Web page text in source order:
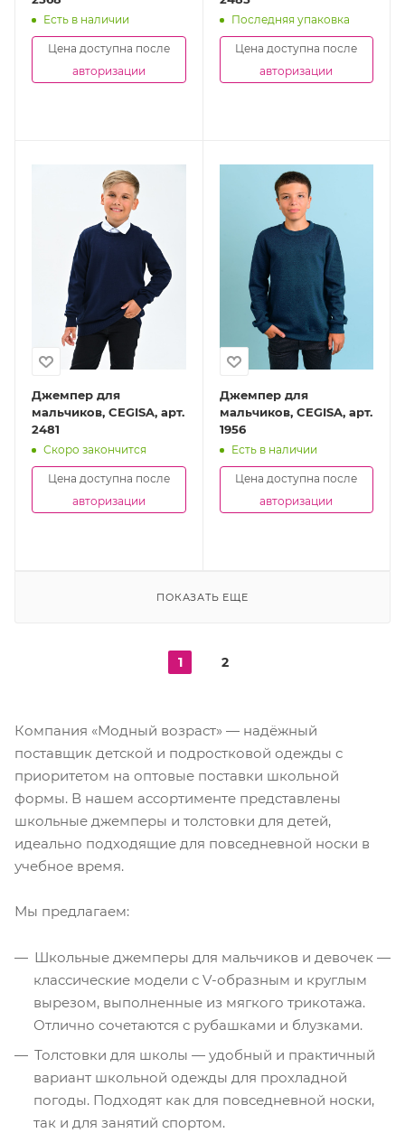
Есть в наличии
Цена доступна после
авторизации
Последняя упаковка
Цена доступна после
авторизации
Джемпер для
мальчиков, CEGISA, арт.
2481
Скоро закончится
Цена доступна после
авторизации
Джемпер для
мальчиков, CEGISA, арт.
1956
Есть в наличии
Цена доступна после
авторизации
ПОКАЗАТЬ ЕЩЕ
1 2
Компания «Модный возраст» — надёжный
поставщик детской и подростковой одежды с
приоритетом на оптовые поставки школьной
формы. В нашем ассортименте представлены
школьные джемперы и толстовки для детей,
идеально подходящие для повседневной носки в
учебное время.
Мы предлагаем:
Школьные джемперы для мальчиков и девочек —
классические модели с V-образным и круглым
вырезом, выполненные из мягкого трикотажа.
Отлично сочетаются с рубашками и блузками.
Толстовки для школы — удобный и практичный
вариант школьной одежды для прохладной
погоды. Подходят как для повседневной носки,
так и для занятий спортом.